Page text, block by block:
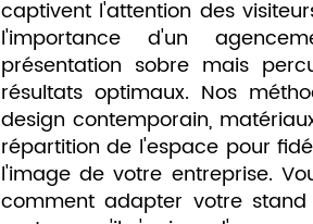
captivent l'attention des
l'importance d'un
présentation sobre mais
résultats optimaux. Nos
design contemporain,
répartition de l'espace pour
l'image de votre entreprise.
comment adapter votre